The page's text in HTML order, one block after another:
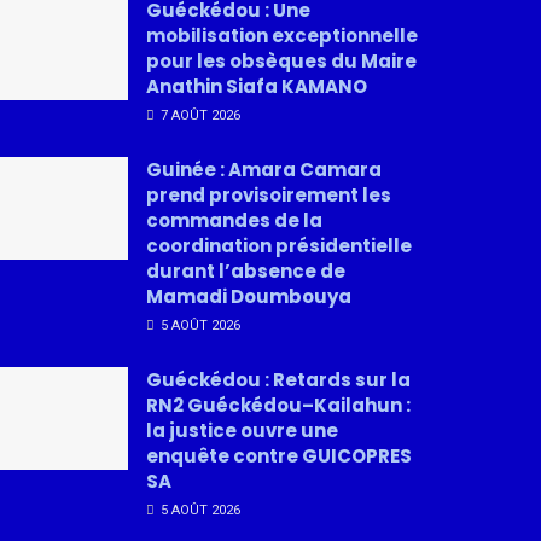
Guéckédou : Une
mobilisation exceptionnelle
pour les obsèques du Maire
Anathin Siafa KAMANO
7 AOÛT 2026
Guinée : Amara Camara
prend provisoirement les
commandes de la
coordination présidentielle
durant l’absence de
Mamadi Doumbouya
5 AOÛT 2026
Guéckédou : Retards sur la
RN2 Guéckédou–Kailahun :
la justice ouvre une
enquête contre GUICOPRES
SA
5 AOÛT 2026